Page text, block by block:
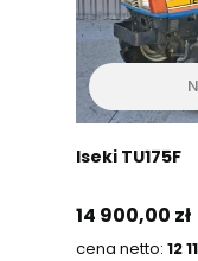
Iseki TU175F
Preis
14 900,00 zł
12